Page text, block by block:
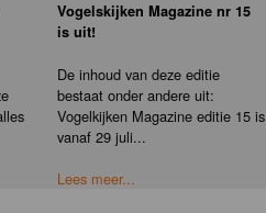
Vogelskijken Magazine nr 15
is uit!
De inhoud van deze editie
bestaat onder andere uit:
Vogelkijken Magazine editie 15 is
vanaf 29 juli...
Lees meer...